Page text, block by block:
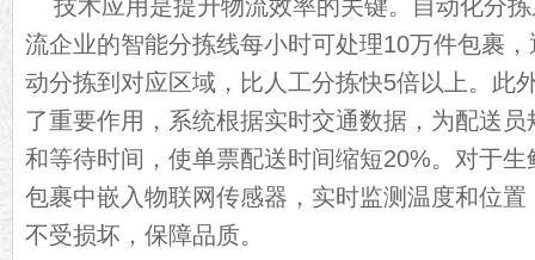
技术应用是提升物流效率的关键。自动化分
流企业的智能分拣线每小时可处理10万件包裹
动分拣到对应区域，比人工分拣快5倍以上。此
了重要作用，系统根据实时交通数据，为配送
和等待时间，使单票配送时间缩短20%。对于
包裹中嵌入物联网传感器，实时监测温度和位
不受损坏，保障品质。